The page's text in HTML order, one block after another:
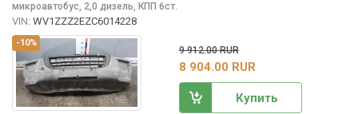
-10%
микроавтобус, 2,0 дизель, КПП 6ст.
VIN: WV1ZZZ2EZC6014228
9 912.00 RUR
8 904.00 RUR
Купить